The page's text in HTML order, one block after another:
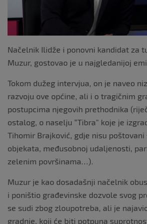
Načelnik Ilidže i ponovni kandidat za
Muzur, gostovao je u najgledanijoj
Tokom dužeg intervjua, on je naveo
razvoju ove općine, ali i o tragičnim
postupcima njegovih prethodnika
ostalog, o naselju “Tibra” koje je
Tihomir Brajković, gdje nisu
objekata, međusobnoj udaljenosti,
zelenim površinama…).
Muzur je kao dosadašnji načelnik
i poništio građevinske dozvole svog
se sudi zbog zloupotreba, ali je
gradnje, koji će biti potpuna